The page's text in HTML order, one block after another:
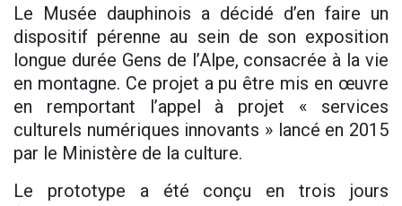
Le Musée dauphinois a décidé d’en faire un
dispositif pérenne au sein de son exposition
longue durée Gens de l’Alpe, consacrée à la vie
en montagne. Ce projet a pu être mis en œuvre
en remportant l’appel à projet « services
culturels numériques innovants » lancé en 2015
par le Ministère de la culture.
Le prototype a été conçu en trois jours